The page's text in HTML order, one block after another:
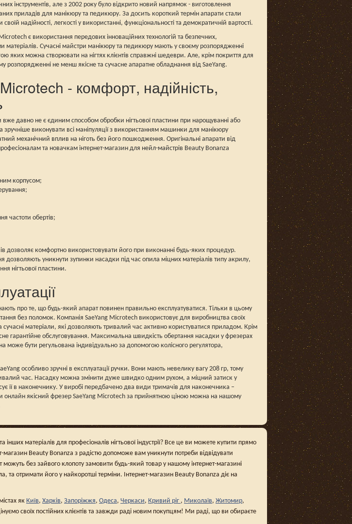
інструментів, але з 2002 року було відкрито новий напрямок - виготовлення
приладів для манікюру та педикюру. За досить короткий термін апарати стали
надійності, легкості у використанні, функціональності та демократичній вартості.
є використання передових інноваційних технологій та безпечних,
матеріалів. Сучасні майстри манікюру та педикюру мають у своєму розпорядженні
яких можна створювати на нігтях клієнтів справжні шедеври. Але, крім покриття для
розпорядженні не менш якісне та сучасне апаратне обладнання від SaeYang.
- комфорт, надійність,
давно не є єдиним способом обробки нігтьової пластини при нарощуванні або
виконувати всі маніпуляції з використанням машинки для манікюру
механічний вплив на ніготь без його пошкодження. Оригінальні апарати від
та новачкам інтернет-магазин для нейл-майстрів Beauty Bonanza
корпусом;
частоти обертів;
дозволяє комфортно використовувати його при виконанні будь-яких процедур.
дозволяють уникнути зупинки насадки під час опила міцних матеріалів типу акрилу,
нігтьової пластини.
про те, що будь-який апарат повинен правильно експлуатуватися. Тільки в цьому
без поломок. Компанія SaeYang Microtech використовує для виробництва своїх
матеріали, які дозволяють тривалий час активно користуватися приладом. Крім
гарантійне обслуговування. Максимальна швидкість обертання насадки у фрезерах
може бути регульована індивідуально за допомогою колісного регулятора,
особливо зручні в експлуатації ручки. Вони мають невелику вагу 208 гр, тому
час. Насадку можна змінити дуже швидко одним рухом, а міцний затиск у
її в наконечнику. У виробі передбачено два види тримачів для наконечника –
онлайн якісний фрезер SaeYang Microtech за прийнятною ціною можна на нашому
інших матеріалів для професіоналів нігтьової індустрії? Все це ви можете купити прямо
Beauty Bonanza з радістю допоможе вам уникнути потреби відвідувати
можуть без зайвого клопоту замовити будь-який товар у нашому інтернет-магазині
та отримати його у найкоротші терміни. Інтернет-магазин Beauty Bonanza діє на
як Київ, Харків, Запоріжжя, Одеса, Черкаси, Кривий ріг , Миколаїв, Житомир,
своїх постійних клієнтів та завжди раді новим покупцям! Ми раді, що ви обираєте